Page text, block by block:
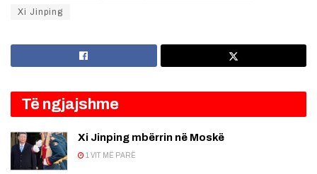
Xi Jinping
Të ngjajshme
Xi Jinping mbërrin në Moskë
1 VIT MË PARË